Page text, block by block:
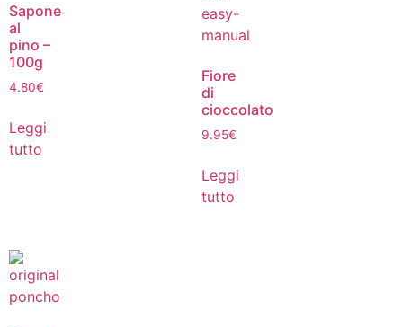
Sapone
al
pino –
100g
4.80€
Leggi
tutto
Fiore
di
cioccolato
9.95€
Leggi
tutto